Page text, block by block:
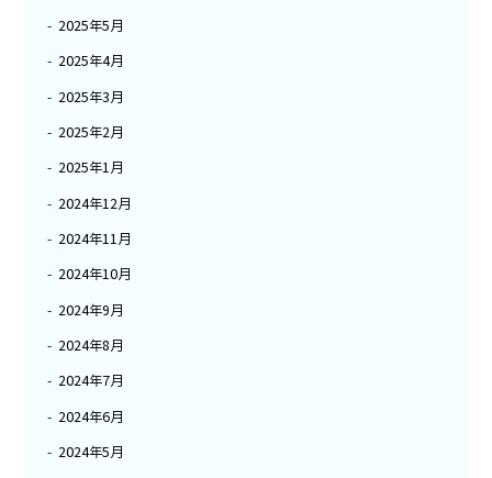
2025年5月
2025年4月
2025年3月
2025年2月
2025年1月
2024年12月
2024年11月
2024年10月
2024年9月
2024年8月
2024年7月
2024年6月
2024年5月